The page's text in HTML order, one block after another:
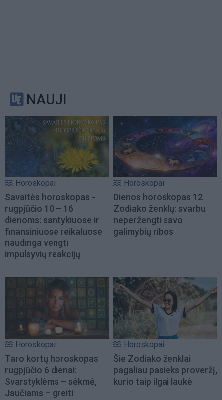
NAUJI
Horoskopai
Savaitės horoskopas -
rugpjūčio 10 – 16
dienoms: santykiuose ir
finansiniuose reikaluose
naudinga vengti
impulsyvių reakcijų
Horoskopai
Dienos horoskopas 12
Zodiako ženklų: svarbu
neperžengti savo
galimybių ribos
Horoskopai
Taro kortų horoskopas
rugpjūčio 6 dienai:
Svarstyklėms – sėkmė,
Jaučiams – greiti
Horoskopai
Šie Zodiako ženklai
pagaliau pasieks proveržį,
kurio taip ilgai laukė